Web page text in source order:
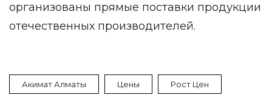
организованы прямые поставки продукции
отечественных производителей.
Акимат Алматы Цены Рост Цен